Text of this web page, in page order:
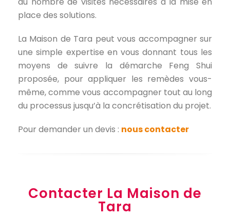
place des solutions.
La Maison de Tara peut vous accompagner sur
une simple expertise en vous donnant tous les
moyens de suivre la démarche Feng Shui
proposée, pour appliquer les remèdes vous-
même, comme vous accompagner tout au long
du processus jusqu’à la concrétisation du projet.
Pour demander un devis : nous contacter
Contacter La Maison de
Tara